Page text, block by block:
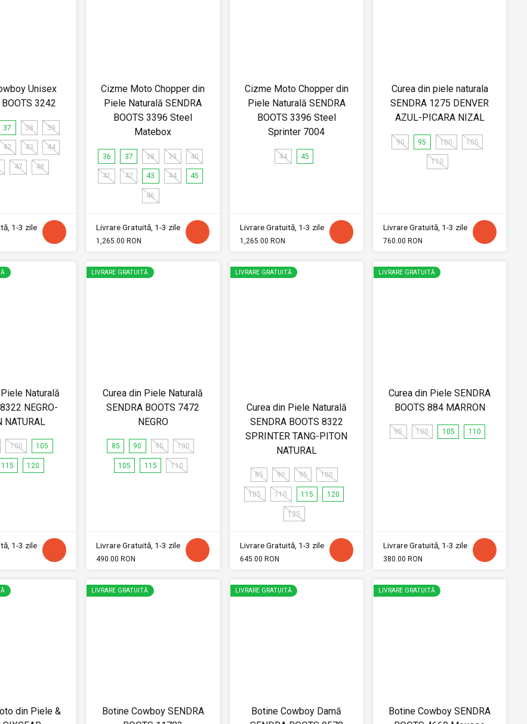
Unisex
3242
37 38 39
42 43 44
47 48
1-3 zile
Cizme Moto Chopper din
Piele Naturală SENDRA
BOOTS 3396 Steel
Matebox
36 37 38 39 40
41 42 43 44 45
46
Livrare Gratuită, 1-3 zile
1,265.00 RON
Cizme Moto Chopper din
Piele Naturală SENDRA
BOOTS 3396 Steel
Sprinter 7004
44 45
Livrare Gratuită, 1-3 zile
1,265.00 RON
Curea din piele naturala
SENDRA 1275 DENVER
AZUL-PICARA NIZAL
90 95 100 105
110
Livrare Gratuită, 1-3 zile
760.00 RON
Naturală
NEGRO-
NATURAL
100 105
115 120
1-3 zile
LIVRARE GRATUITĂ
Curea din Piele Naturală
SENDRA BOOTS 7472
NEGRO
85 90 95 100
105 115 110
Livrare Gratuită, 1-3 zile
490.00 RON
LIVRARE GRATUITĂ
Curea din Piele Naturală
SENDRA BOOTS 8322
SPRINTER TANG-PITON
NATURAL
85 90 95 100
105 110 115 120
125
Livrare Gratuită, 1-3 zile
645.00 RON
LIVRARE GRATUITĂ
Curea din Piele SENDRA
BOOTS 884 MARRON
95 100 105 110
Livrare Gratuită, 1-3 zile
380.00 RON
din Piele &
LIVRARE GRATUITĂ
Botine Cowboy SENDRA
LIVRARE GRATUITĂ
Botine Cowboy Damă
LIVRARE GRATUITĂ
Botine Cowboy SENDRA